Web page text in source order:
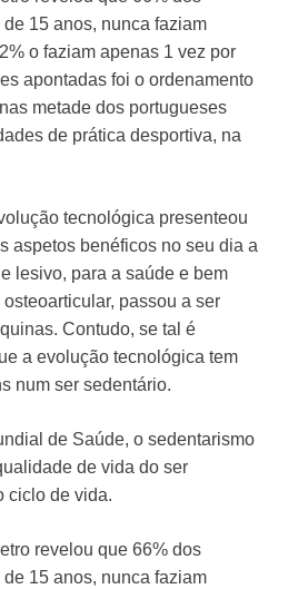
15 anos, nunca faziam
o faziam apenas 1 vez por
apontadas foi o ordenamento
metade dos portugueses
de prática desportiva, na
tecnológica presenteou
aspetos benéficos no seu dia a
lesivo, para a saúde e bem
passou a ser
Contudo, se tal é
a evolução tecnológica tem
num ser sedentário.
de Saúde, o sedentarismo
de vida do ser
ciclo de vida.
revelou que 66% dos
15 anos, nunca faziam